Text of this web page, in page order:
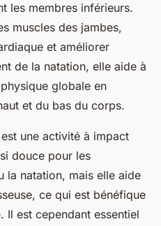
les membres inférieurs.
muscles des jambes,
et améliorer
de la natation, elle aide à
globale en
et du bas du corps.
une activité à impact
douce pour les
la natation, mais elle aide
ce qui est bénéfique
Il est cependant essentiel